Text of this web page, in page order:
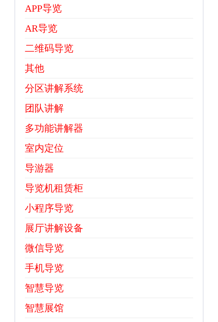
APP导览
AR导览
二维码导览
其他
分区讲解系统
团队讲解
多功能讲解器
室内定位
导游器
导览机租赁柜
小程序导览
展厅讲解设备
微信导览
手机导览
智慧导览
智慧展馆